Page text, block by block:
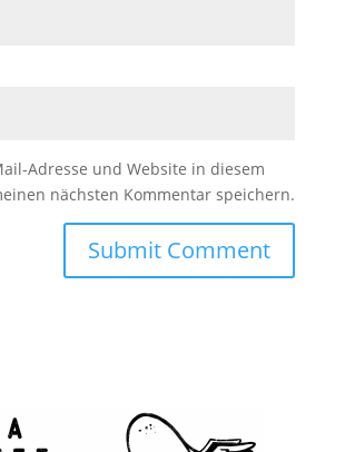
Adresse und Website in diesem
nächsten Kommentar speichern.